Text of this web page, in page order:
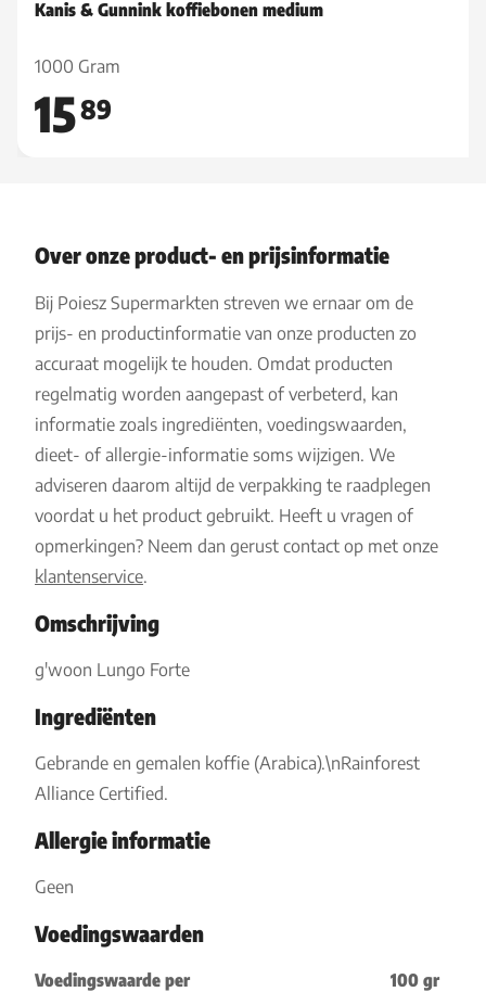
Kanis & Gunnink koffiebonen medium
1000 Gram
1589
Over onze product- en prijsinformatie
Bij Poiesz Supermarkten streven we ernaar om de
prijs- en productinformatie van onze producten zo
accuraat mogelijk te houden. Omdat producten
regelmatig worden aangepast of verbeterd, kan
informatie zoals ingrediënten, voedingswaarden,
dieet- of allergie-informatie soms wijzigen. We
adviseren daarom altijd de verpakking te raadplegen
voordat u het product gebruikt. Heeft u vragen of
opmerkingen? Neem dan gerust contact op met onze
klantenservice.
Omschrijving
g'woon Lungo Forte
Ingrediënten
Gebrande en gemalen koffie (Arabica).\nRainforest
Alliance Certified.
Allergie informatie
Geen
Voedingswaarden
Voedingswaarde per
100 gr